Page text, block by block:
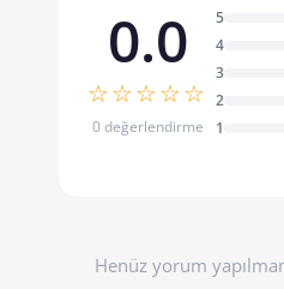
0.0
☆☆☆☆☆
0 değerlendirme
5
4
3
2
1
Henüz yorum